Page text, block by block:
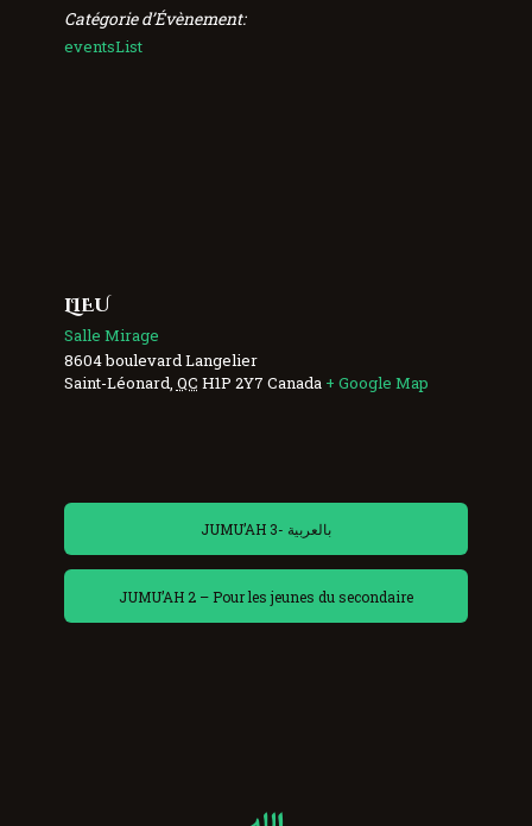
Catégorie d’Évènement:
eventsList
LIEU
Salle Mirage
8604 boulevard Langelier
Saint-Léonard QC H1P 2Y7 Canada + Google Map
JUMU’AH 3- بالعربية
JUMU’AH 2 – Pour les jeunes du secondaire